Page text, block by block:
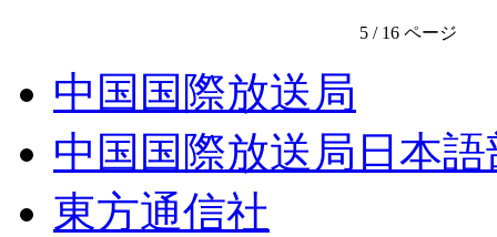
5 / 16 ページ
中国国際放送局
中国国際放送局日本語
東方通信社